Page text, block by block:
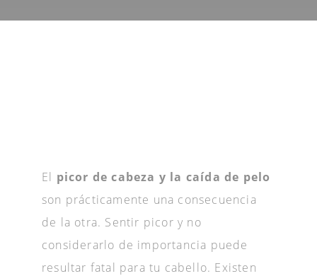
El picor de cabeza y la caída de pelo
son prácticamente una consecuencia
de la otra. Sentir picor y no
considerarlo de importancia puede
resultar fatal para tu cabello. Existen